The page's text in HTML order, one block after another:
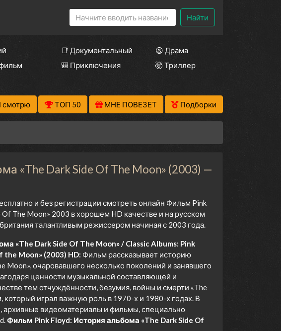
Найти
📑 Документальный
😫 Драма
🎒 Приключения
🤯 Триллер
смотрю ТОП 50 МНЕ ПОВЕЗЕТ Подборки
«The Dark Side Of The Moon» (2003) —
и без регистрации смотреть онлайн Фильм Pink
The Moon» 2003 в хорошем HD качестве и на русском
талантливым режиссером начиная с 2003 года.
«The Dark Side Of The Moon» / Classic Albums: Pink
the Moon» (2003) HD: Фильм рассказывает историю
Moon», очаровавшего несколько поколений и занявшего
ценности музыкальной составляющей и
тем отчуждённости, безумия, войны и смерти «The
который играл важную роль в 1970-х и 1980-х годах. В
видеоматериалы и фильмы, специально
Фильм Pink Floyd: История альбома «The Dark Side Of